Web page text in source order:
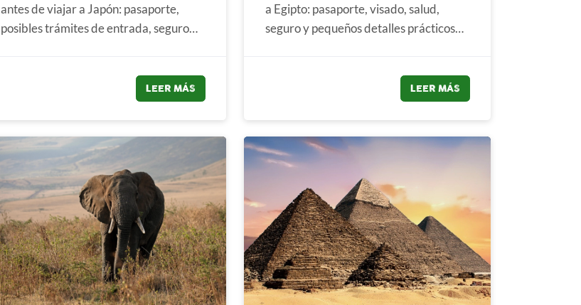
antes de viajar a Japón: pasaporte,
posibles trámites de entrada, seguro
LEER MÁS
a Egipto: pasaporte, visado, salud,
seguro y pequeños detalles prácticos
LEER MÁS